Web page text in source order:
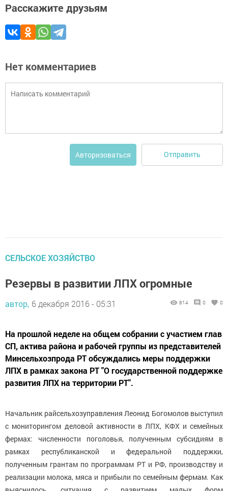
Расскажите друзьям
Нет комментариев
Авторизоваться Отправить
СЕЛЬСКОЕ ХОЗЯЙСТВО
Резервы в развитии ЛПХ огромные
автор, 6 декабря 2016 - 05:31 814 0 0
На прошлой неделе на общем собрании с участием глав
СП, актива района и рабочей группы из представителей
Минсельхозпрода РТ обсуждались меры поддержки
ЛПХ в рамках закона РТ "О государственной поддержке
развития ЛПХ на территории РТ".
Начальник райсельхозуправления Леонид Богомолов выступил
с мониторингом деловой активности в ЛПХ, КФХ и семейных
фермах: численности поголовья, полученным субсидиям в
рамках республиканской и федеральной поддержки,
полученным грантам по программам РТ и РФ, производству и
реализации молока, мяса и прибыли по семейным фермам. Как